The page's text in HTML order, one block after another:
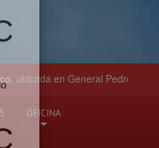
en General Pedro Lagos 377,
OFICINA